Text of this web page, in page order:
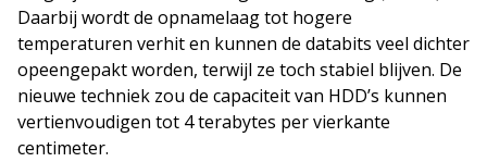
Daarbij wordt de opnamelaag tot hogere
temperaturen verhit en kunnen de databits veel dichter
opeengepakt worden, terwijl ze toch stabiel blijven. De
nieuwe techniek zou de capaciteit van HDD’s kunnen
vertienvoudigen tot 4 terabytes per vierkante
centimeter.